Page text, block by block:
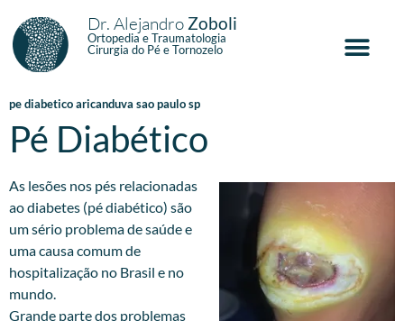
Dr. Alejandro Zoboli
Ortopedia e Traumatologia
Cirurgia do Pé e Tornozelo
pe diabetico aricanduva sao paulo sp
Pé Diabético
As lesões nos pés relacionadas
ao diabetes (pé diabético) são
um sério problema de saúde e
uma causa comum de
hospitalização no Brasil e no
mundo.
Grande parte dos problemas